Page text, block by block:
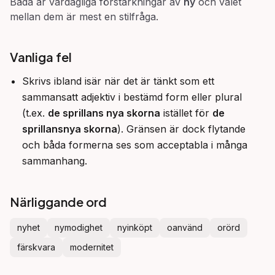
mellan dem är mest en stilfråga.
Vanliga fel
Skrivs ibland isär när det är tänkt som ett
sammansatt adjektiv i bestämd form eller plural
(t.ex. de sprillans nya skorna istället för de
sprillansnya skorna). Gränsen är dock flytande
och båda formerna ses som acceptabla i många
sammanhang.
Närliggande ord
nyhet nymodighet nyinköpt oanvänd
orörd
färskvara
modernitet